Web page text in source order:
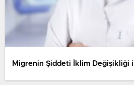
Migrenin Şiddeti İklim Değişikliği